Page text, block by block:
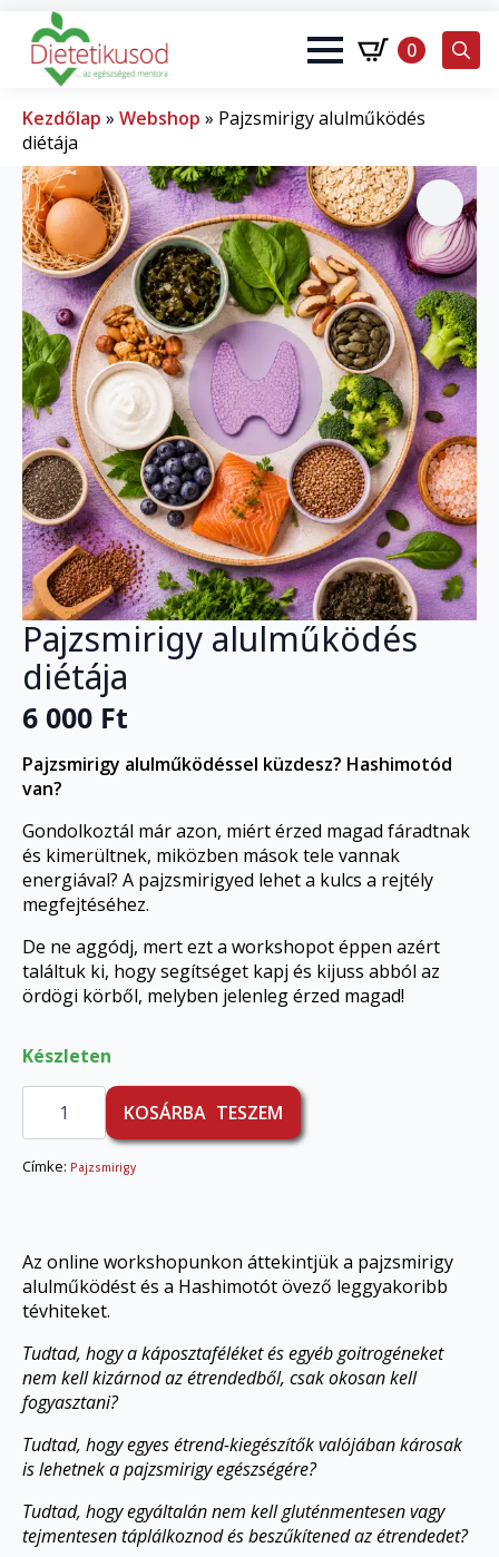
0
Kezdőlap » Webshop » Pajzsmirigy alulműködés
diétája
Pajzsmirigy alulműködés
diétája
6 000 Ft
Pajzsmirigy alulműködéssel küzdesz? Hashimotód
van?
Gondolkoztál már azon, miért érzed magad fáradtnak
és kimerültnek, miközben mások tele vannak
energiával? A pajzsmirigyed lehet a kulcs a rejtély
megfejtéséhez.
De ne aggódj, mert ezt a workshopot éppen azért
találtuk ki, hogy segítséget kapj és kijuss abból az
ördögi körből, melyben jelenleg érzed magad!
Készleten
Pajzsmirigy
alulműködés
mennyiség
KOSÁRBA TESZEM
Címke: Pajzsmirigy
Az online workshopunkon áttekintjük a pajzsmirigy
alulműködést és a Hashimotót övező leggyakoribb
tévhiteket.
Tudtad, hogy a káposztaféléket és egyéb goitrogéneket
nem kell kizárnod az étrendedből, csak okosan kell
fogyasztani?
Tudtad, hogy egyes étrend-kiegészítők valójában károsak
is lehetnek a pajzsmirigy egészségére?
Tudtad, hogy egyáltalán nem kell gluténmentesen vagy
tejmentesen táplálkoznod és beszűkítened az étrendedet?